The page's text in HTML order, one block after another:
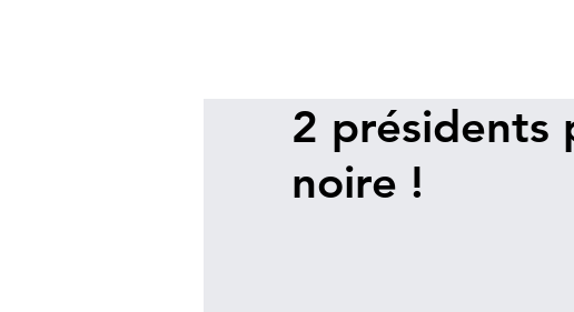
2 présidents
noire !